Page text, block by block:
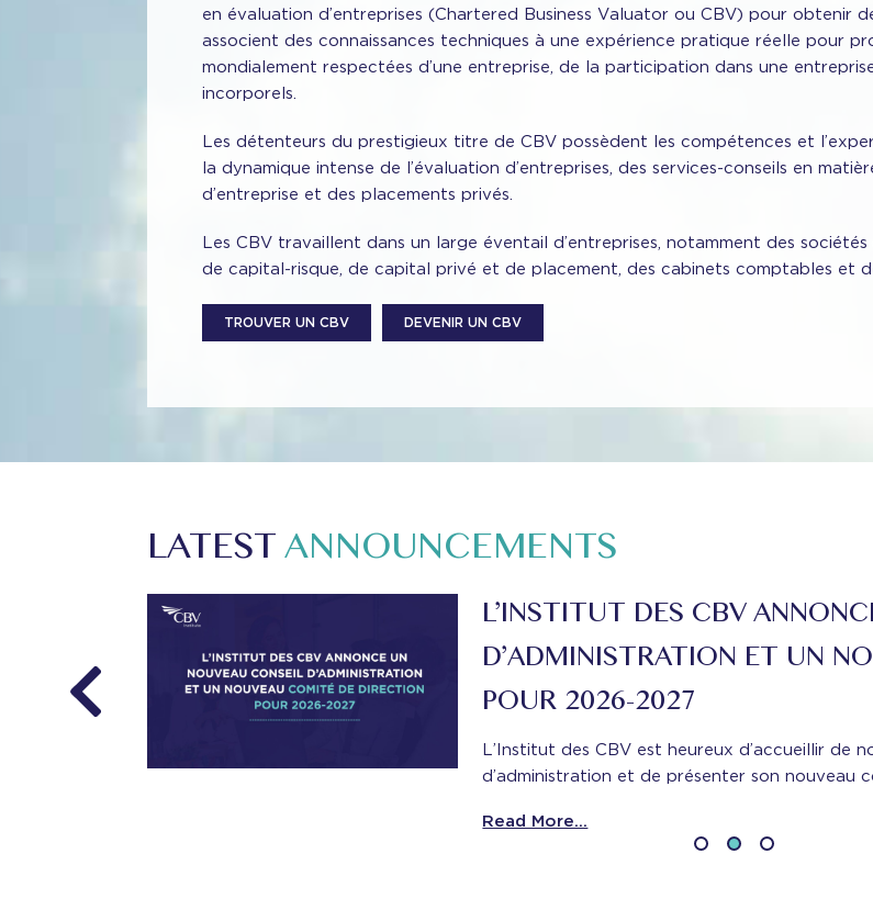
en évaluation d’entreprises (Chartered Business Valuator ou CBV) pour obtenir
associent des connaissances techniques à une expérience pratique réelle pour
mondialement respectées d’une entreprise, de la participation dans une
incorporels.
Les détenteurs du prestigieux titre de CBV possèdent les compétences et
la dynamique intense de l’évaluation d’entreprises, des services-conseils en
d’entreprise et des placements privés.
Les CBV travaillent dans un large éventail d’entreprises, notamment des sociétés
de capital-risque, de capital privé et de placement, des cabinets comptables et
TROUVER UN CBV DEVENIR UN CBV
LATESTANNOUNCEMENTS
DE DIRECTION
FAITS SAILLANTS DE
Les 11 et 12 juin, plus de 500
des CBV à Calgary et en ligne
voici quelques-uns des grands
Read More...